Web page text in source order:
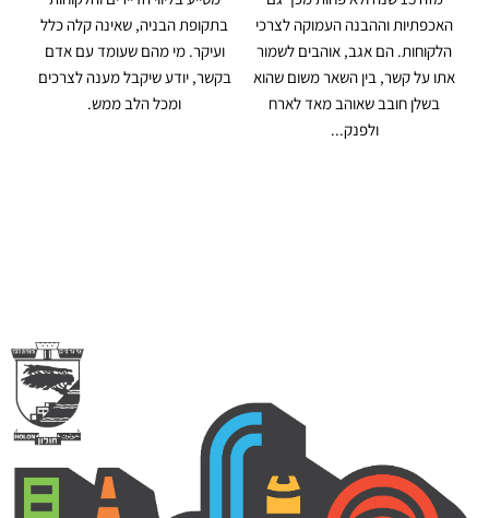
האכפתיות וההבנה העמוקה לצרכי
הלקוחות. הם אגב, אוהבים לשמור
אתו על קשר, בין השאר משום שהוא
בשלן חובב שאוהב מאד לארח
ולפנק...
בתקופת הבניה, שאינה קלה כלל
ועיקר. מי מהם שעומד עם אדם
בקשר, יודע שיקבל מענה לצרכים
ומכל הלב ממש.